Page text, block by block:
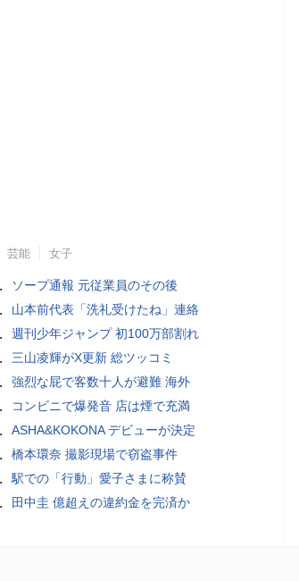
芸能 女子
ソープ通報 元従業員のその後
山本前代表「洗礼受けたね」連絡
週刊少年ジャンプ 初100万部割れ
三山凌輝がX更新 総ツッコミ
強烈な屁で客数十人が避難 海外
コンビニで爆発音 店は煙で充満
ASHA&KOKONA デビューが決定
橋本環奈 撮影現場で窃盗事件
駅での「行動」愛子さまに称賛
田中圭 億超えの違約金を完済か